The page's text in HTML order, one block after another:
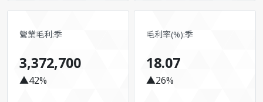
營業毛利:季
3,372,700
▲42%
毛利率(%):季
18.07
▲26%